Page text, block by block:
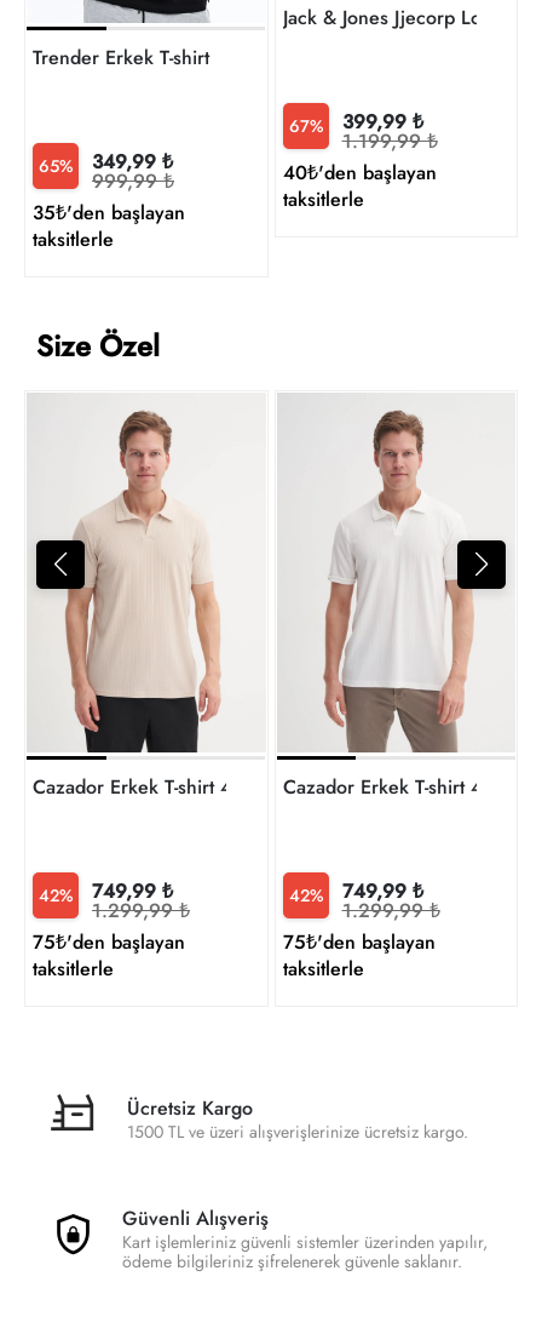
Trender Erkek T-shirt
65% 349,99 ₺
999,99 ₺
35₺'den başlayan
taksitlerle
67% 399,99 ₺
1.199,99 ₺
40₺'den başlayan
taksitlerle
Size Özel
Cazador Erkek T-shirt 42040
42% 749,99 ₺
1.299,99 ₺
75₺'den başlayan
taksitlerle
Cazador Erkek T-shirt 42040
42% 749,99 ₺
1.299,99 ₺
75₺'den başlayan
taksitlerle
Ücretsiz Kargo
1500 TL ve üzeri alışverişlerinize ücretsiz kargo.
Güvenli Alışveriş
Kart işlemleriniz güvenli sistemler üzerinden yapılır,
ödeme bilgileriniz şifrelenerek güvenle saklanır.